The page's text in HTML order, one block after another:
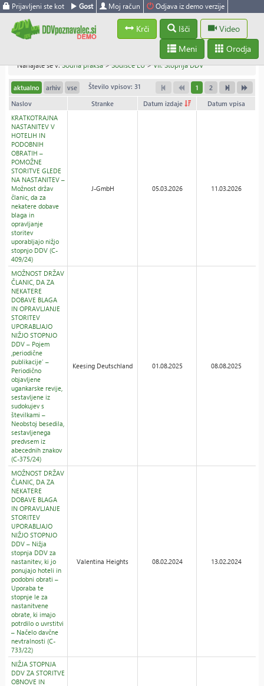
Prijavljeni ste kot Gost Moj račun Odjava iz demo verzije
Krči Išči
Video
Orodja
Meni
Nahajate se v:Sodna praksa>Sodišče EU>VII. Stopnja DDV
aktualno arhiv vse Število vpisov: 31 1 2
Naslov Stranke Datum izdaje
Datum vpisa
KRATKOTRAJNA
NASTANITEV V
HOTELIH IN
PODOBNIH
OBRATIH –
POMOŽNE
STORITVE GLEDE
NA NASTANITEV –
Možnost držav
članic, da za
nekatere dobave
blaga in
opravljanje
storitev
uporabljajo nižjo
stopnjo DDV (C-
409/24)
J-GmbH 05.03.2026 11.03.2026
MOŽNOST DRŽAV
ČLANIC, DA ZA
NEKATERE
DOBAVE BLAGA
IN OPRAVLJANJE
STORITEV
UPORABLJAJO
NIŽJO STOPNJO
DDV – Pojem
,periodične
publikacije‘ –
Periodično
objavljene
ugankarske revije,
sestavljene iz
sudokujev s
številkami –
Neobstoj besedila,
sestavljenega
predvsem iz
abecednih znakov
(C-375/24)
Keesing Deutschland 01.08.2025 08.08.2025
MOŽNOST DRŽAV
ČLANIC, DA ZA
NEKATERE
DOBAVE BLAGA
IN OPRAVLJANJE
STORITEV
UPORABLJAJO
NIŽJO STOPNJO
DDV – Nižja
stopnja DDV za
nastanitev, ki jo
ponujajo hoteli in
podobni obrati –
Uporaba te
stopnje le za
nastanitvene
obrate, ki imajo
potrdilo o uvrstitvi
– Načelo davčne
nevtralnosti (C-
733/22)
Valentina Heights 08.02.2024 13.02.2024
NIŽJA STOPNJA
DDV ZA STORITVE
OBNOVE IN